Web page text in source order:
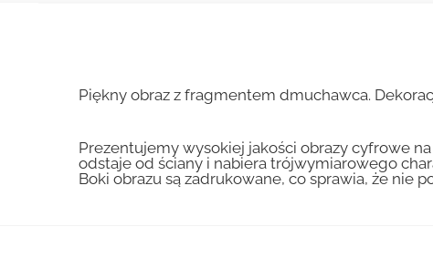
Piękny obraz z fragmentem dmuchawca.
Prezentujemy wysokiej jakości obrazy cyfrowe
odstaje od ściany i nabiera trójwymiarowego
Boki obrazu są zadrukowane, co sprawia, że nie